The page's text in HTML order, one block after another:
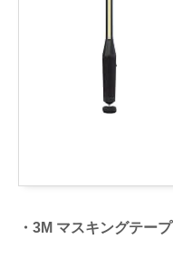
・3M マスキングテープ